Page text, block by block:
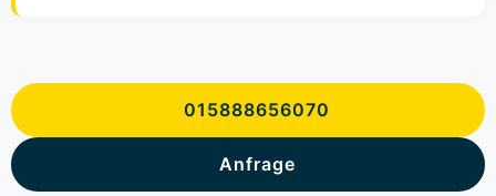
015888656070
Anfrage